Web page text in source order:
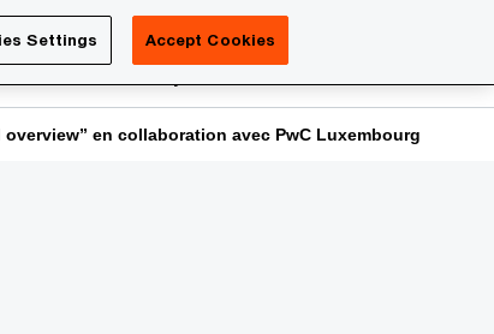
PwC Academy More
en collaboration avec PwC Luxembourg
Settings Accept Cookies